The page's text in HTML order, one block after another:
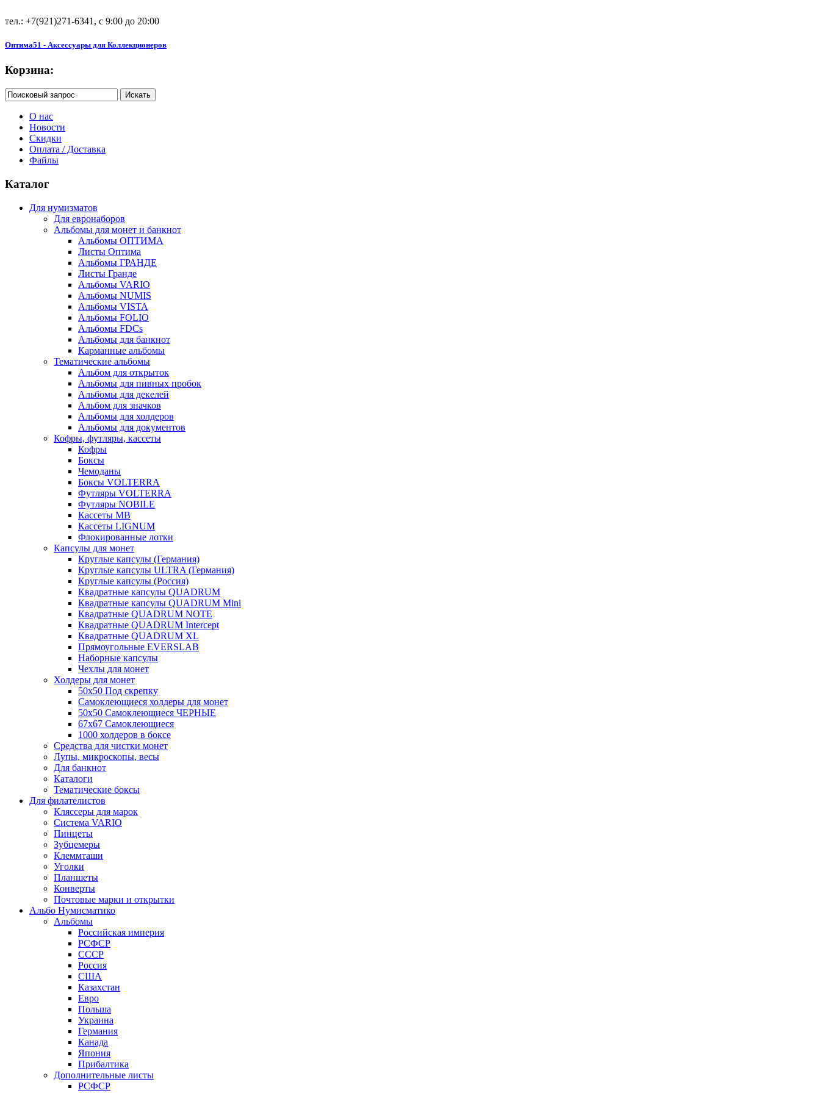
тел.: +7(921)271-6341, с 9:00 до 20:00
Оптима51 - Аксессуары для Коллекционеров
Корзина:
О нас
Новости
Скидки
Оплата / Доставка
Файлы
Каталог
Для нумизматов
Для евронаборов
Альбомы для монет и банкнот
Альбомы ОПТИМА
Листы Оптима
Альбомы ГРАНДЕ
Листы Гранде
Альбомы VARIO
Альбомы NUMIS
Альбомы VISTA
Альбомы FOLIO
Альбомы FDCs
Альбомы для банкнот
Карманные альбомы
Тематические альбомы
Альбом для открыток
Альбомы для пивных пробок
Альбомы для декелей
Альбом для значков
Альбомы для холдеров
Альбомы для документов
Кофры, футляры, кассеты
Кофры
Боксы
Чемоданы
Боксы VOLTERRA
Футляры VOLTERRA
Футляры NOBILE
Кассеты МВ
Кассеты LIGNUM
Флокированные лотки
Капсулы для монет
Круглые капсулы (Германия)
Круглые капсулы ULTRA (Германия)
Круглые капсулы (Россия)
Квадратные капсулы QUADRUM
Квадратные капсулы QUADRUM Mini
Квадратные QUADRUM NOTE
Квадратные QUADRUM Intercept
Квадратные QUADRUM XL
Прямоугольные EVERSLAB
Наборные капсулы
Чехлы для монет
Холдеры для монет
50х50 Под скрепку
Самоклеющиеся холдеры для монет
50х50 Самоклеющиеся ЧЕРНЫЕ
67x67 Самоклеющиеся
1000 холдеров в боксе
Средства для чистки монет
Лупы, микроскопы, весы
Для банкнот
Каталоги
Тематические боксы
Для филателистов
Кляссеры для марок
Система VARIO
Пинцеты
Зубцемеры
Клеммташи
Уголки
Планшеты
Конверты
Почтовые марки и открытки
Альбо Нумисматико
Альбомы
Российская империя
РСФСР
СССР
Россия
США
Казахстан
Евро
Польша
Украина
Германия
Канада
Япония
Прибалтика
Дополнительные листы
РСФСР